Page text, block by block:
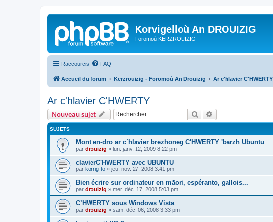
Korvigelloù An DROUIZIG
Foromoù KERZROUIZIG
Raccourcis FAQ
Accueil du forum Kerzrouizig - Foromoù An Drouizig Ar c'hlavier C'HWERTY
Ar c'hlavier C'HWERTY
Nouveau sujet Rechercher
SUJETS
Mont en-dro ar c´hlavier brezhoneg C'HWERTY 'barzh Ubuntu
par drouizig » lun. janv. 12, 2009 8:22 pm
clavierC'HWERTY avec UBUNTU
par korrig-to » jeu. nov. 27, 2008 3:41 pm
Bien écrire sur ordinateur en māori, espéranto, gallois...
par drouizig » mer. déc. 17, 2008 5:03 pm
C’HWERTY sous Windows Vista
par drouizig » sam. déc. 06, 2008 3:33 pm